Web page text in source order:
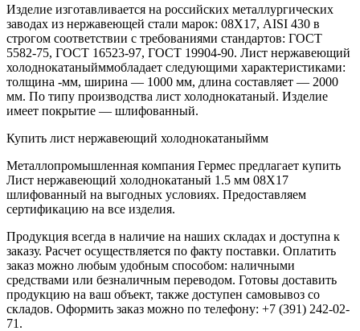
Изделие изготавливается на российских металлургических
заводах из нержавеющей стали марок: 08Х17, AISI 430 в
строгом соответствии с требованиями стандартов: ГОСТ
5582-75, ГОСТ 16523-97, ГОСТ 19904-90. Лист нержавеющий
холоднокатаныйммобладает следующими характеристиками:
толщина -мм, ширина — 1000 мм, длина составляет — 2000
мм. По типу производства лист холоднокатаный. Изделие
имеет покрытие — шлифованный.
Купить лист нержавеющий холоднокатаныймм
Металлопромышленная компания Гермес предлагает купить
Лист нержавеющий холоднокатаный 1.5 мм 08Х17
шлифованный на выгодных условиях. Предоставляем
сертификацию на все изделия.
Продукция всегда в наличие на наших складах и доступна к
заказу. Расчет осуществляется по факту поставки. Оплатить
заказ можно любым удобным способом: наличными
средствами или безналичным переводом. Готовы доставить
продукцию на ваш объект, также доступен самовывоз со
складов. Оформить заказ можно по телефону: +7 (391) 242-02-
71.